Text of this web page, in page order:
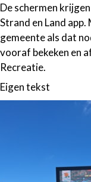
De schermen
Strand en Land
gemeente als dat
vooraf bekeken en
Recreatie.
Eigen tekst